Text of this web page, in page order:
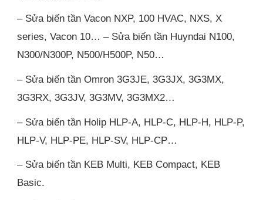
– Sửa biến tần Vacon NXP, 100 HVAC, NXS, X
series, Vacon 10… – Sửa biến tần Huyndai N100,
N300/N300P, N500/H500P, N50…
– Sửa biến tần Omron 3G3JE, 3G3JX, 3G3MX,
3G3RX, 3G3JV, 3G3MV, 3G3MX2…
– Sửa biến tần Holip HLP-A, HLP-C, HLP-H, HLP-P,
HLP-V, HLP-PE, HLP-SV, HLP-CP…
– Sửa biến tần KEB Multi, KEB Compact, KEB
Basic.